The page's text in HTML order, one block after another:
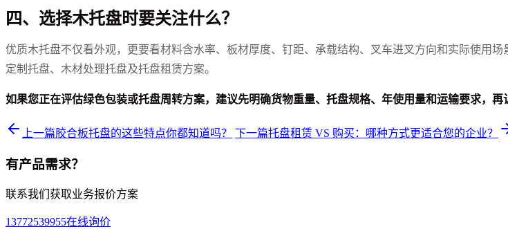
四、选择木托盘时要关注什么？
优质木托盘不仅看外观，更要看材料含水率、板材厚度、钉距、承载结构、叉车进叉方向和实际使用
定制托盘、木材处理托盘及托盘租赁方案。
如果您正在评估绿色包装或托盘周转方案，建议先明确货物重量、托盘规格、年使用量和运输要求，再
上一篇胶合板托盘的这些特点你都知道吗？ 下一篇托盘租赁 VS 购买：哪种方式更适合您的企业？
有产品需求？
联系我们获取业务报价方案
13772539955在线询价